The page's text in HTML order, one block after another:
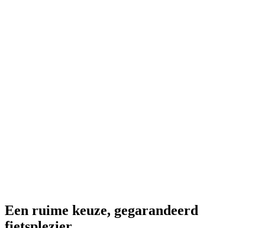
Een ruime keuze, gegarandeerd